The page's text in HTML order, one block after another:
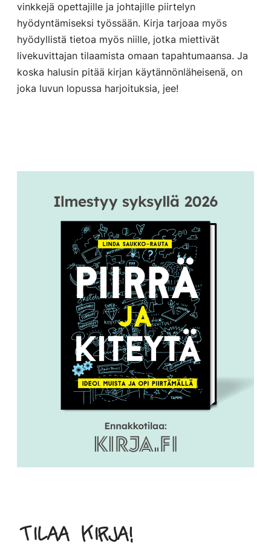
vinkkejä opettajille ja johtajille piirtelyn
hyödyntämiseksi työssään. Kirja tarjoaa myös
hyödyllistä tietoa myös niille, jotka miettivät
livekuvittajan tilaamista omaan tapahtumaansa. Ja
koska halusin pitää kirjan käytännönläheisenä, on
joka luvun lopussa harjoituksia, jee!
Tilaa kirja!